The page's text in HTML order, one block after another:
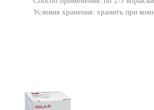
Условия хранения: хранить при